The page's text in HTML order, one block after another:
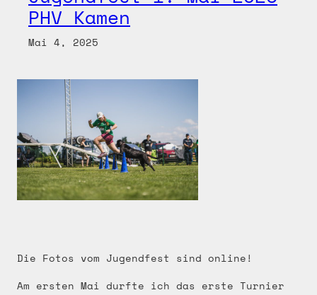
PHV Kamen
Mai 4, 2025
Die Fotos vom Jugendfest sind online!
Am ersten Mai durfte ich das erste Turnier